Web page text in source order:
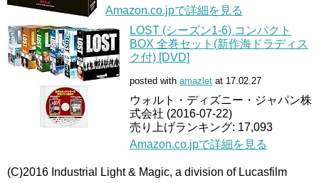
Amazon.co.jpで詳細を見る
LOST (シーズン1-6) コンパクト
BOX 全巻セット(新作海ドラディス
ク付) [DVD]
posted with amazlet at 17.02.27
ウォルト・ディズニー・ジャパン株
式会社 (2016-07-22)
売り上げランキング: 17,093
Amazon.co.jpで詳細を見る
(C)2016 Industrial Light & Magic, a division of Lucasfilm